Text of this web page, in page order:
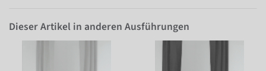
Dieser Artikel in anderen Ausführungen